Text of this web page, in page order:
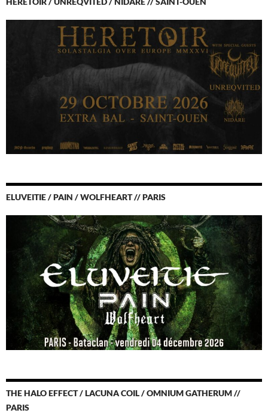
ELUVEITIE / PAIN / WOLFHEART // PARIS
THE HALO EFFECT / LACUNA COIL / OMNIUM GATHERUM //
PARIS